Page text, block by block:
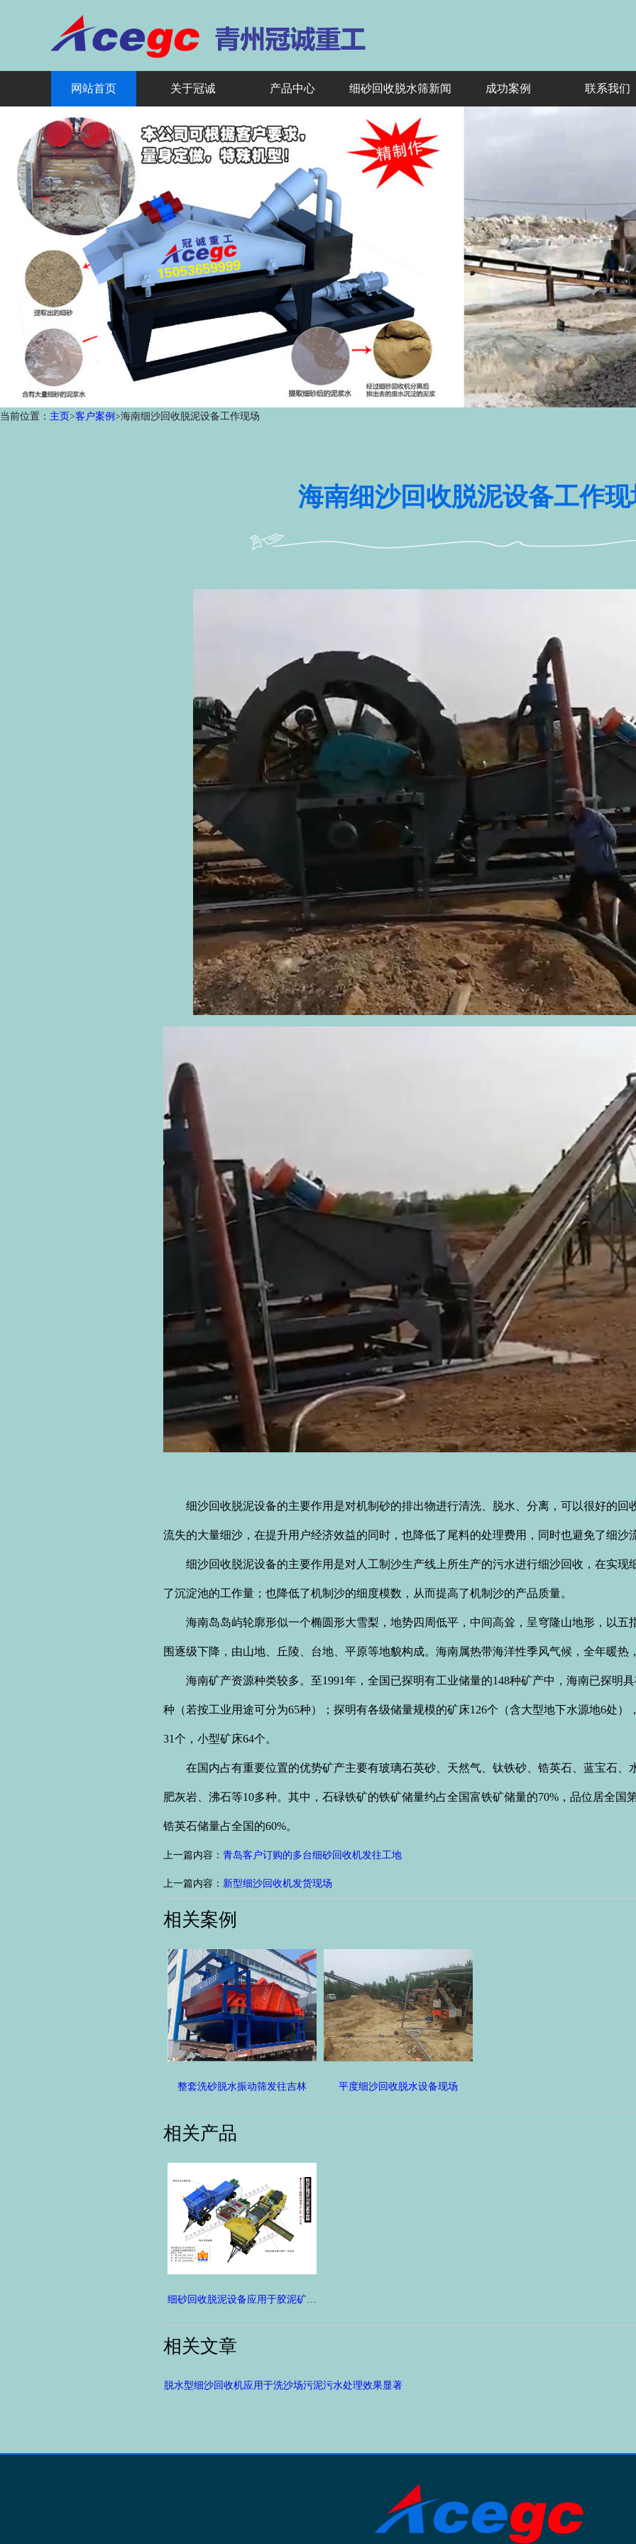
网站首页 关于冠诚 产品中心 细砂回收脱水筛新闻 成功案例 联系我们
当前位置： 主页>客户案例 >海南细沙回收脱泥设备工作现场
海南细沙回收脱泥设备工作现
细沙回收脱泥设备的主要作用是对机制砂的排出物进行清洗、脱水、分离，可以很好的回
流失的大量细沙，在提升用户经济效益的同时，也降低了尾料的处理费用，同时也避免了细沙
细沙回收脱泥设备的主要作用是对人工制沙生产线上所生产的污水进行细沙回收，在实现
了沉淀池的工作量；也降低了机制沙的细度模数，从而提高了机制沙的产品质量。
海南岛岛屿轮廓形似一个椭圆形大雪梨，地势四周低平，中间高耸，呈穹隆山地形，以五
围逐级下降，由山地、丘陵、台地、平原等地貌构成。海南属热带海洋性季风气候，全年暖热
海南矿产资源种类较多。至1991年，全国已探明有工业储量的148种矿产中，海南已探明
种（若按工业用途可分为65种）；探明有各级储量规模的矿床126个（含大型地下水源地6处）
31个，小型矿床64个。
在国内占有重要位置的优势矿产主要有玻璃石英砂、天然气、钛铁砂、锆英石、蓝宝石、
肥灰岩、沸石等10多种。其中，石碌铁矿的铁矿储量约占全国富铁矿储量的70%，品位居全国
锆英石储量占全国的60%。
上一篇内容： 青岛客户订购的多台细砂回收机发往工地
上一篇内容： 新型细沙回收机发货现场
相关案例
整套洗砂脱水振动筛发往吉林 平度细沙回收脱水设备现场
相关产品
细砂回收脱泥设备应用于胶泥矿选金
相关文章
脱水型细沙回收机应用于洗沙场污泥污水处理效果显著